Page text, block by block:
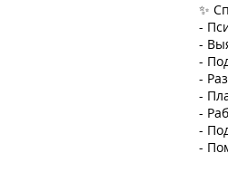
✨
-
-
-
-
-
-
-
-